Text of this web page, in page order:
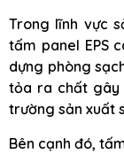
Trong lĩnh vực
tấm panel EPS
dựng phòng
tỏa ra chất gây
trường sản xuất
Bên cạnh đó,